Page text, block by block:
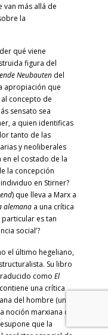
van más allá de
la
qué viene
figura del
Neubautendel
apropiación que
concepto de
sensato sea
a quien identificas
tanto de las
y neoliberales
en el costado de la
la concepción
en Stirner?
) que lleva a Marx a
alemanaa una crítica
particular es tan
social’?
el último hegeliano,
Su libro
como El
una crítica
del hombre (una
marxiana de
que la